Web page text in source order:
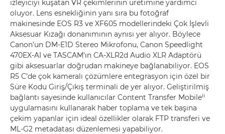
izleyiciyi kuşatan VR çekimlerinin üretimine yardımcı
oluyor. Lens esnekliğinin yanı sıra bu fotoğraf
makinesinde EOS R3 ve XF605 modellerindeki Çok İşlevli
Aksesuar Kızağı donanımının aynısı yer alıyor. Böylece
Canon’un DM-E1D Stereo Mikrofonu, Canon Speedlight
470EX-AI ve TASCAM’ın CA-XLR2d Audio XLR Adaptörü
gibi aksesuarlar doğrudan makineye bağlanabiliyor. EOS
R5 C’de çok kameralı çözümlere entegrasyon için özel bir
Süre Kodu Giriş/Çıkış terminali de yer alıyor. Geliştirilmiş
bağlantı sayesinde kullanıcılar Content Transfer Mobileii
uygulamasını kullanarak haber toplama ve tek başına
çekim yapanlar için ideal özellikler olarak FTP transferi ve
ML-G2 metadatası düzenlemesi yapabiliyor.